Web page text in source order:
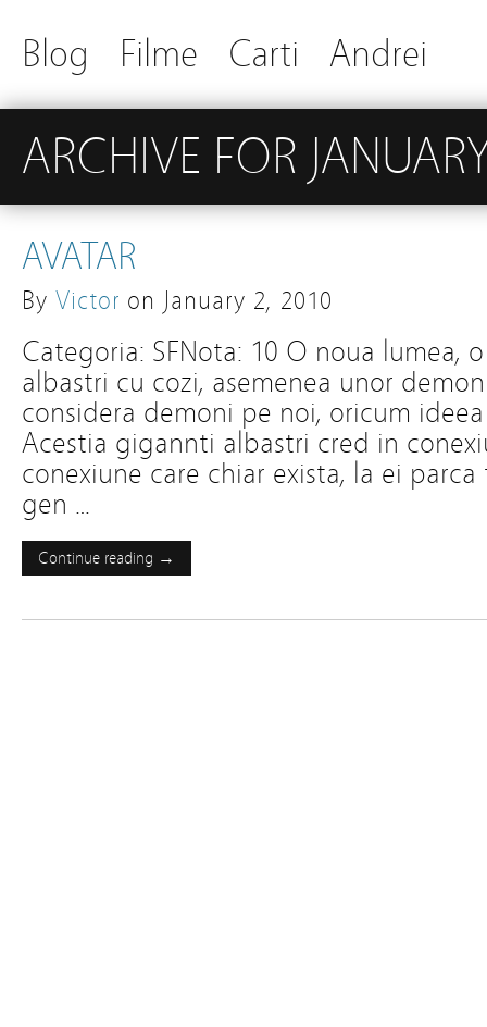
Blog Filme Carti Andrei
ARCHIVE FOR
AVATAR
By Victor on January 2, 2010
Categoria: SFNota: 10 O noua lumea,
albastri cu cozi, asemenea unor
considera demoni pe noi, oricum
Acestia gigannti albastri cred in
conexiune care chiar exista, la ei
gen …
Continue reading →